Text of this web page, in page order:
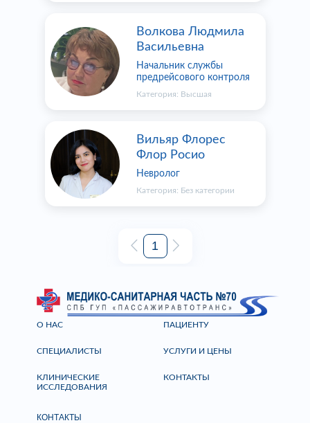
Волкова Людмила
Васильевна
Начальник службы
предрейсового контроля
Категория: Высшая
Вильяр Флорес
Флор Росио
Невролог
Категория: Без категории
1
О НАС ПАЦИЕНТУ
СПЕЦИАЛИСТЫ УСЛУГИ И ЦЕНЫ
КЛИНИЧЕСКИЕ
ИССЛЕДОВАНИЯ
КОНТАКТЫ
КОНТАКТЫ